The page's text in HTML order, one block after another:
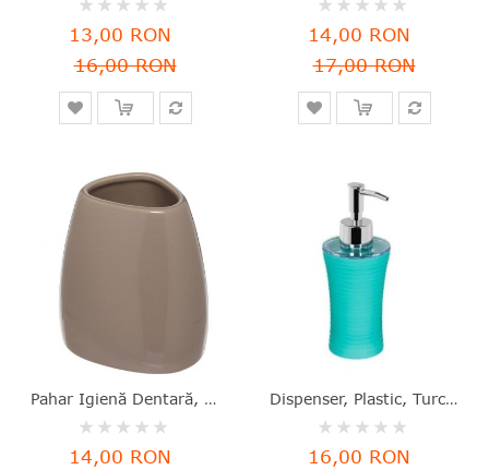
0%
13,00 RON
16,00 RON
0%
14,00 RON
17,00 RON
Pahar Igienă Dentară, Ceramică, Maro, 9.5x8.5x7.5 Cm, Silk, Five - 3560239280200
Rating:
0%
14,00 RON
Dispenser, Plastic, Turcoaz, 18.5x7 Cm, Five - 3560239279679
Rating:
0%
16,00 RON